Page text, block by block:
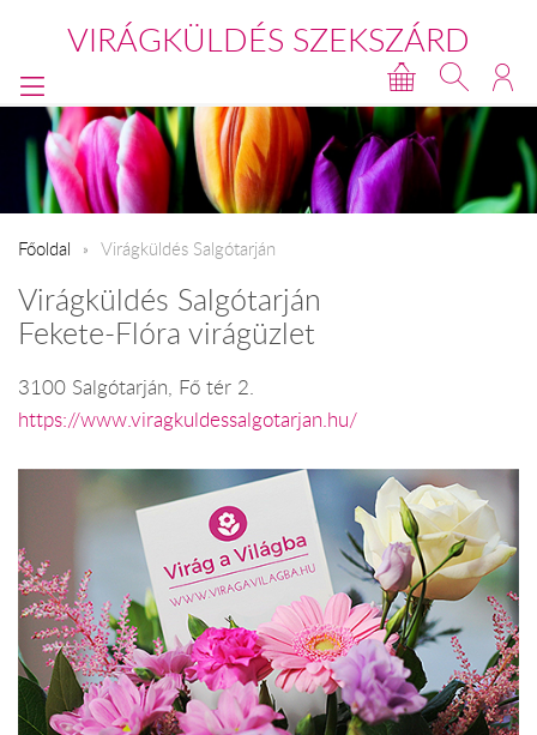
VIRÁGKÜLDÉS SZEKSZÁRD
Főoldal Virágküldés Salgótarján
Virágküldés Salgótarján
Fekete-Flóra virágüzlet
3100 Salgótarján, Fő tér 2.
https://www.viragkuldessalgotarjan.hu/